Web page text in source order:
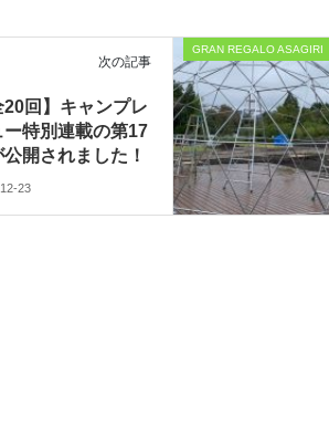
GRAN REGALO ASAGIRI
次の記事
20回】キャンプレ
ー特別連載の第17
公開されました！
23